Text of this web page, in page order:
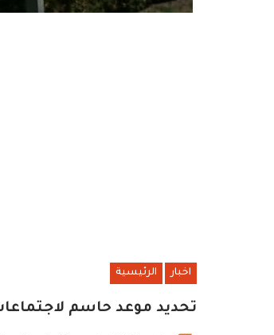
اخبار الرئيسية
تحديد موعد حاسم